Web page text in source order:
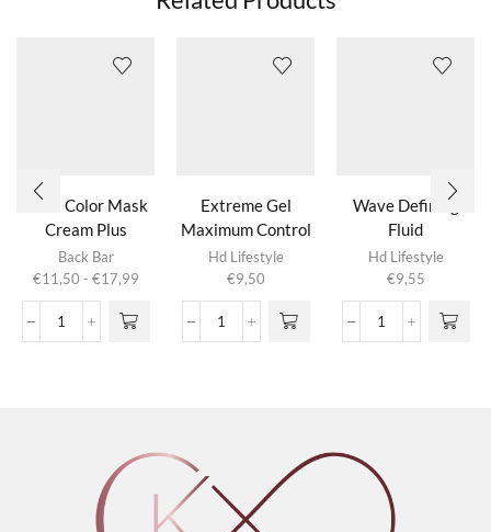
Nº05 Color Mask
Cream Plus
Back Bar
€11,50 - €17,99Prijsklasse:
€11,50
tot
€17,99
Nº05
heeft
meerdere
Deze optie
Extreme Gel
Maximum Control
Hd Lifestyle
€9,50
Extreme
Wave Defining
Fluid
Hd Lifestyle
€9,55
Wave